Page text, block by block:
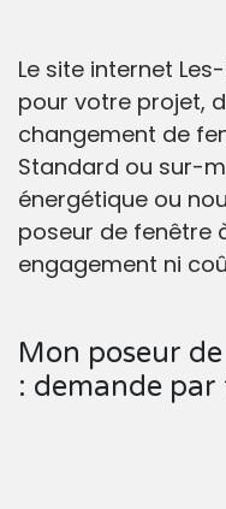
Le site internet
pour votre projet,
changement de
Standard ou sur-
énergétique ou
poseur de fenêtre
engagement ni
Mon poseur
: demande